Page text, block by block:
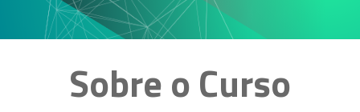
Sobre o Curso